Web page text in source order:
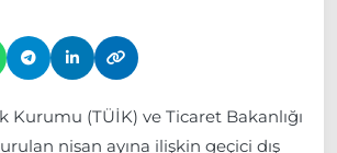
Kurumu (TÜİK) ve Ticaret Bakanlığı
nisan ayına ilişkin geçici dış